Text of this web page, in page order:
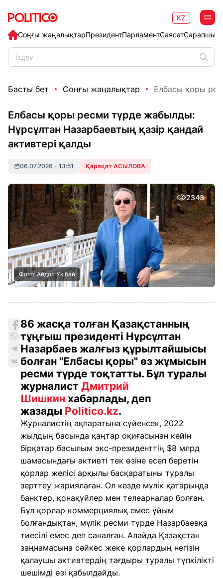
Соңғы жаңалықтарПрезидентПарламентСаясат
KZ
Басты бет Соңғы жаңалықтар Елбасы қоры
Елбасы қоры ресми түрде жабылды:
Нұрсұлтан Назарбаевтың қазір қандай
активтері қалды
06.07.2026 • 13:51 Қарақат АСЫЛОВА
2343
Фото: Айдос Үкібай
86 жасқа толған Қазақстанның
тұңғыш президенті Нұрсұлтан
Назарбаев жалғыз құрылтайшысы
болған "Елбасы қоры" өз жұмысын
ресми түрде тоқтатты. Бұл туралы
журналист Дмитрий
Шишкин хабарлады, деп
жазады Politico.kz.
Журналистің ақпаратына сүйенсек, 2022
жылдың басында қаңтар оқиғасынан кейін
бірқатар басылым экс-президенттің $8 млрд
шамасындағы активті тек өзіне есеп беретін
қорлар желісі арқылы басқаратыны туралы
зерттеу жариялаған. Ол кезде мүлік қатарында
банктер, қонақүйлер мен телеарналар болған.
Бұл қорлар коммерциялық емес ұйым
болғандықтан, мүлік ресми түрде Назарбаевқа
тиесілі емес деп саналған. Алайда Қазақстан
заңнамасына сәйкес жеке қорлардың негізін
қалаушы активтердің тағдыры туралы түпкілікті
шешімді өзі қабылдайды.